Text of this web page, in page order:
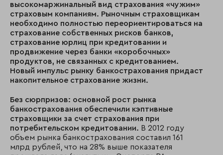
высокомаржинальный вид страхования «чужим»
страховым компаниям. Рыночным страховщикам
необходимо полностью переориентироваться на
страхование собственных рисков банков,
страхование юрлиц при кредитовании и
продвижение через банки «коробочных»
продуктов, не связанных с кредитованием.
Новый импульс рынку банкострахования придаст
накопительное страхование жизни.
Без сюрпризов: основной рост рынка
банкострахования обеспечили кэптивные
страховщики за счет страхования при
потребительском кредитовании. В 2012 году
объем рынка банкострахования составил 161
млрд рублей, что на 28% выше показателя